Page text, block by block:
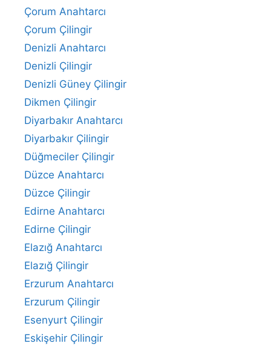
Çorum Anahtarcı
Çorum Çilingir
Denizli Anahtarcı
Denizli Çilingir
Denizli Güney Çilingir
Dikmen Çilingir
Diyarbakır Anahtarcı
Diyarbakır Çilingir
Düğmeciler Çilingir
Düzce Anahtarcı
Düzce Çilingir
Edirne Anahtarcı
Edirne Çilingir
Elazığ Anahtarcı
Elazığ Çilingir
Erzurum Anahtarcı
Erzurum Çilingir
Esenyurt Çilingir
Eskişehir Çilingir